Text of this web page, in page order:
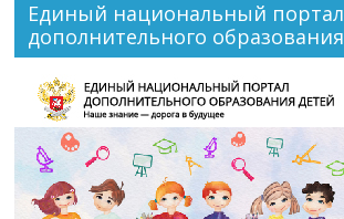
Единый национальный портал
дополнительного образования